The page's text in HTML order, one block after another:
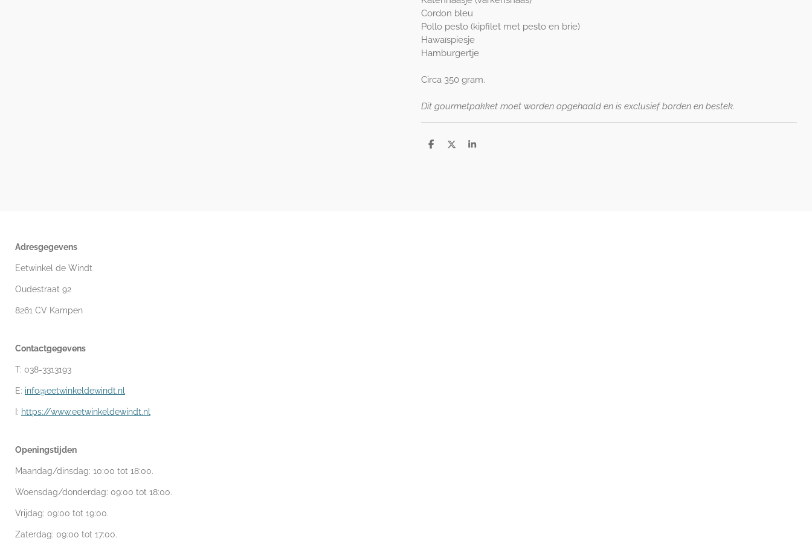
Cordon bleu
Pollo pesto (kipfilet met pesto en brie)
Hawaïspiesje
Hamburgertje
Circa 350 gram.
Dit gourmetpakket moet worden opgehaald en is exclusief borden en bestek.
D
D
S
Adresgegevens
Eetwinkel de Windt
Oudestraat 92
8261 CV Kampen
Contactgegevens
T: 038-3313193
E: info@eetwinkeldewindt.nl
I: https://www.eetwinkeldewindt.nl
Openingstijden
Maandag/dinsdag: 10:00 tot 18:00.
Woensdag/donderdag: 09:00 tot 18:00.
Vrijdag: 09:00 tot 19:00.
Zaterdag: 09:00 tot 17:00.